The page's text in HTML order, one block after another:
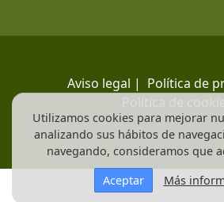
Aviso legal | Política de
Política de
Utilizamos cookies para mejorar
analizando sus hábitos de
navegando, consideramos que
Aceptar
Más